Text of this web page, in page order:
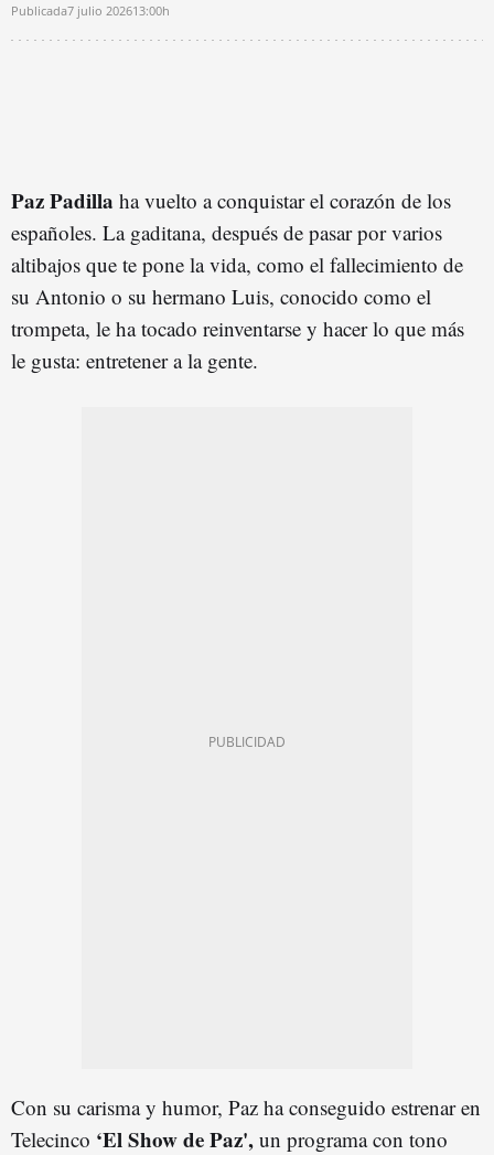
Publicada7 julio 202613:00h
Paz Padilla ha vuelto a conquistar el corazón de los
españoles. La gaditana, después de pasar por varios
altibajos que te pone la vida, como el fallecimiento de
su Antonio o su hermano Luis, conocido como el
trompeta, le ha tocado reinventarse y hacer lo que más
le gusta: entretener a la gente.
Con su carisma y humor, Paz ha conseguido estrenar en
Telecinco ‘El Show de Paz', un programa con tono